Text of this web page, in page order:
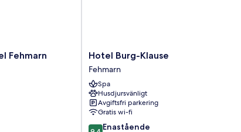
Fehmarn
Hotel
Burg-
Klause
Fehmarn
Hotel Burg-Klause
Fehmarn
Spa
Husdjursvänligt
Avgiftsfri parkering
Gratis wi-fi
9.4 Enastående